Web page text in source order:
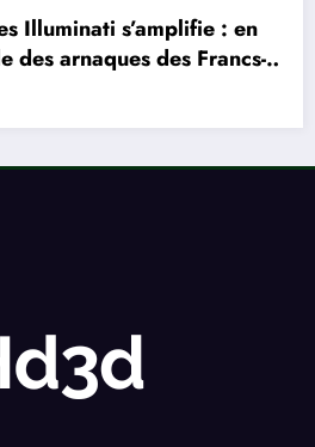
Illuminati s’amplifie : en
arnaques des Francs-